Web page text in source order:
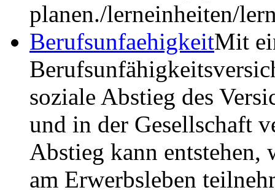
planen./lerneinheiten/
BerufsunfaehigkeitMit
soziale Abstieg des
und in der Gesellschaft
Abstieg kann entstehen,
am Erwerbsleben